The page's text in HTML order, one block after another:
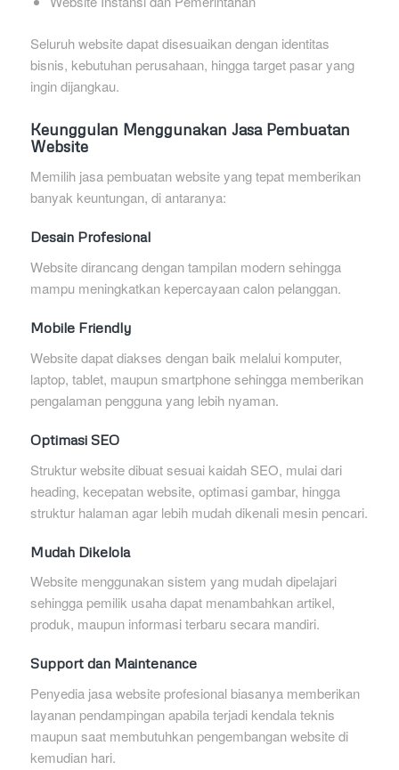
Seluruh website dapat disesuaikan dengan identitas
bisnis, kebutuhan perusahaan, hingga target pasar yang
ingin dijangkau.
Keunggulan Menggunakan Jasa Pembuatan
Website
Memilih jasa pembuatan website yang tepat memberikan
banyak keuntungan, di antaranya:
Desain Profesional
Website dirancang dengan tampilan modern sehingga
mampu meningkatkan kepercayaan calon pelanggan.
Mobile Friendly
Website dapat diakses dengan baik melalui komputer,
laptop, tablet, maupun smartphone sehingga memberikan
pengalaman pengguna yang lebih nyaman.
Optimasi SEO
Struktur website dibuat sesuai kaidah SEO, mulai dari
heading, kecepatan website, optimasi gambar, hingga
struktur halaman agar lebih mudah dikenali mesin pencari.
Mudah Dikelola
Website menggunakan sistem yang mudah dipelajari
sehingga pemilik usaha dapat menambahkan artikel,
produk, maupun informasi terbaru secara mandiri.
Support dan Maintenance
Penyedia jasa website profesional biasanya memberikan
layanan pendampingan apabila terjadi kendala teknis
maupun saat membutuhkan pengembangan website di
kemudian hari.